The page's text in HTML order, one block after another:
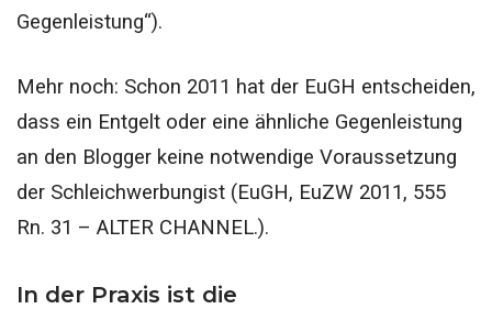
Gegenleistung“).
Mehr noch: Schon 2011 hat der EuGH entscheiden,
dass ein Entgelt oder eine ähnliche Gegenleistung
an den Blogger keine notwendige Voraussetzung
der Schleichwerbungist (EuGH, EuZW 2011, 555
Rn. 31 – ALTER CHANNEL.).
In der Praxis ist die